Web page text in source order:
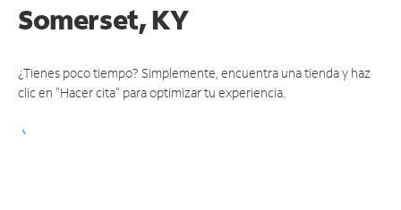
Somerset, KY
¿Tienes poco tiempo? Simplemente, encuentra una tienda y haz
clic en "Hacer cita" para optimizar tu experiencia.